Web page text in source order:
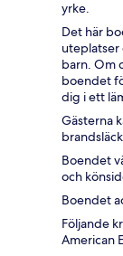
yrke.
Det här
uteplatser
barn. Om
boendet
dig i ett
Gästerna
Boendet
och
Boendet
Följande
American